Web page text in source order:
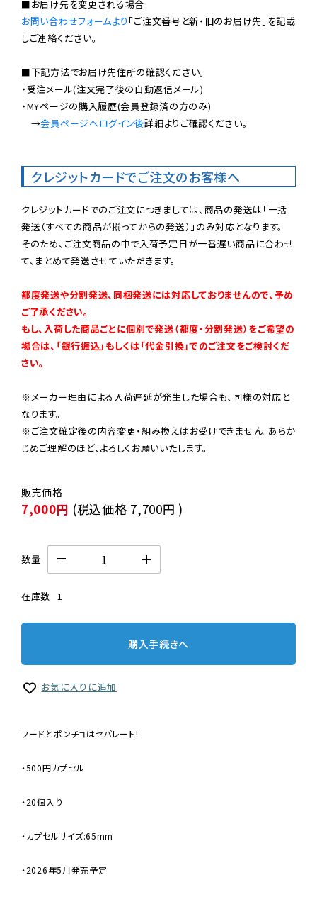
お問い合わせフォームより 「ご注文番号と新・旧のお届け先」を記載
しご連絡ください。
■下記方法でお届け先住所の確認ください。
・受注メール(注文完了後の自動返信メール)
・MYページの購入履歴(会員登録済の方のみ)
→会員ページへログイン後詳細よりご確認ください。
クレジットカードでご注文のお客様へ
クレジットカードでのご注文につきましては、商品の発送は「一括
発送（すべての商品が揃ってからの発送）」のみ対応となります。
そのため、ご注文商品の中で入荷予定日が一番遅い商品に合わせ
て、まとめて発送させていただきます。
都度発送や分割発送、同梱発送には対応しておりませんので、予め
ご了承ください。
もし、入荷した商品ごとに個別で発送（都度・分割発送）をご希望の
場合は、「銀行振込」もしくは「代金引換」でのご注文をご検討くだ
さい。
※メーカー理由による入荷遅延が発生した場合も、同様の対応と
なります。
※ご注文確定後の内容変更・組み換えはお受けできません。あらか
じめご理解のほど、よろしくお願いいたします。
7,000円 (税込価格 7,700円 )
数量
在庫数 1
購入手続きへ
お気に入りに追加
フードとポンチョはセパレート!
・500円カプセル
・20個入り
・カプセルサイズ:65mm
・2026年5月発売予定